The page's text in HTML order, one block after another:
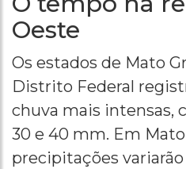
Oeste
Os estados de Mato
Distrito Federal
chuva mais intensas,
30 e 40 mm. Em Mato
precipitações